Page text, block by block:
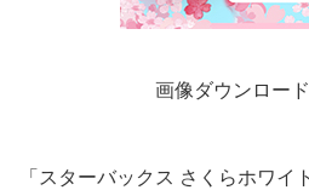
画像ダウンロー
「スターバックス さくらホワイ